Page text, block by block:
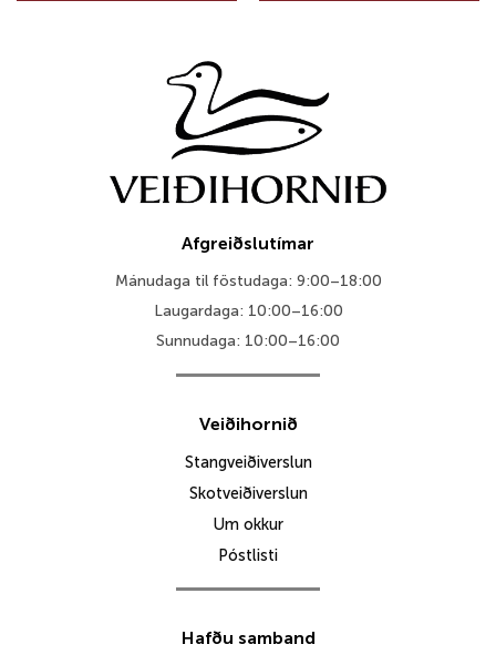
Afgreiðslutímar
Mánudaga til föstudaga: 9:00–18:00
Laugardaga: 10:00–16:00
Sunnudaga: 10:00–16:00
Veiðihornið
Stangveiðiverslun
Skotveiðiverslun
Um okkur
Póstlisti
Hafðu samband